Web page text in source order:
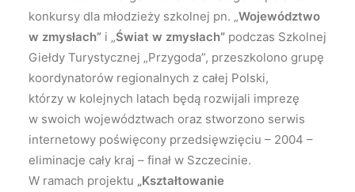
konkursy dla młodzieży szkolnej pn. „Województwo
w zmysłach” i „Świat w zmysłach” podczas Szkolnej
Giełdy Turystycznej „Przygoda”, przeszkolono grupę
koordynatorów regionalnych z całej Polski,
którzy w kolejnych latach będą rozwijali imprezę
w swoich województwach oraz stworzono serwis
internetowy poświęcony przedsięwzięciu – 2004 –
eliminacje cały kraj – finał w Szczecinie.
W ramach projektu „Kształtowanie